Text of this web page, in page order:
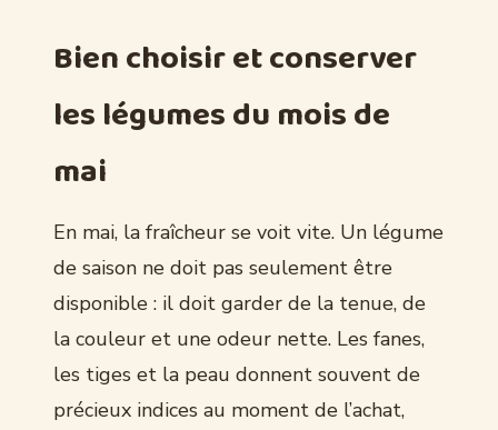
Bien choisir et conserver
les légumes du mois de
mai
En mai, la fraîcheur se voit vite. Un légume
de saison ne doit pas seulement être
disponible : il doit garder de la tenue, de
la couleur et une odeur nette. Les fanes,
les tiges et la peau donnent souvent de
précieux indices au moment de l’achat,